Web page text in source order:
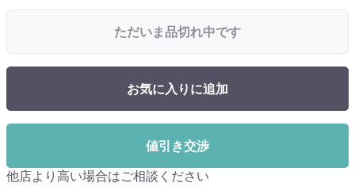
ただいま品切れ中です
お気に入りに追加
値引き交渉
他店より高い場合はご相談ください